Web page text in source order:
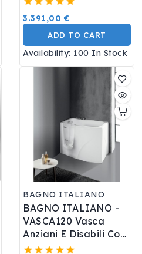
3.391,00 €
ADD TO CART
Availability: 100 In Stock
BAGNO ITALIANO
BAGNO ITALIANO -
VASCA120 Vasca
Anziani E Disabili Con
Sportello 120x70xh.90